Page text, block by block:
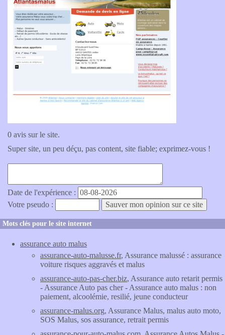
0 avis sur le site.
Super site, un peu déçu, pas content, site fiable; exprimez-vous !
Date de l'expérience :
Votre pseudo :
Mots clés pour le site internet
assurance auto malus
assurance-auto-malusse.fr, Assurance malussé : assurance
voiture risques aggravés et malus
assurance-auto-pas-cher.biz, Assurance auto retarit permis
- Assurance Auto pas cher - Assurance auto malus : non
paiement, alcoolémie, resilié, jeune conducteur
assurance-malus.org, Assurance Malus, malus auto moto,
SOS Malus, sos assurance, retrait permis